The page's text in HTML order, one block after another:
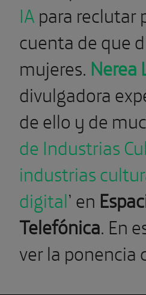
IApara reclutar
cuenta de que
mujeres. Nerea
divulgadora
de ello y de
de Industrias
industrias
digital’ en
Telefónica. En
ver la ponencia